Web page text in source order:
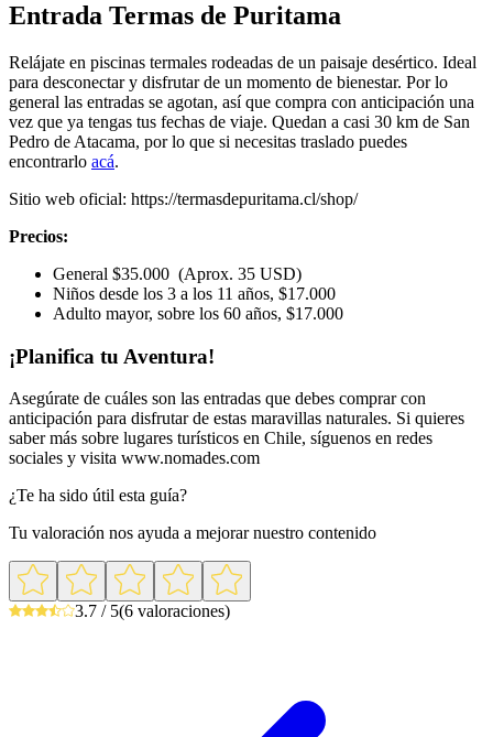
Entrada Termas de Puritama
Relájate en piscinas termales rodeadas de un paisaje desértico. Ideal
para desconectar y disfrutar de un momento de bienestar. Por lo
general las entradas se agotan, así que compra con anticipación una
vez que ya tengas tus fechas de viaje. Quedan a casi 30 km de San
Pedro de Atacama, por lo que si necesitas traslado puedes
encontrarlo acá.
Sitio web oficial: https://termasdepuritama.cl/shop/
Precios:
General $35.000 (Aprox. 35 USD)
Niños desde los 3 a los 11 años, $17.000
Adulto mayor, sobre los 60 años, $17.000
¡Planifica tu Aventura!
Asegúrate de cuáles son las entradas que debes comprar con
anticipación para disfrutar de estas maravillas naturales. Si quieres
saber más sobre lugares turísticos en Chile, síguenos en redes
sociales y visita www.nomades.com
¿Te ha sido útil esta guía?
Tu valoración nos ayuda a mejorar nuestro contenido
3.7 / 5(6 valoraciones)